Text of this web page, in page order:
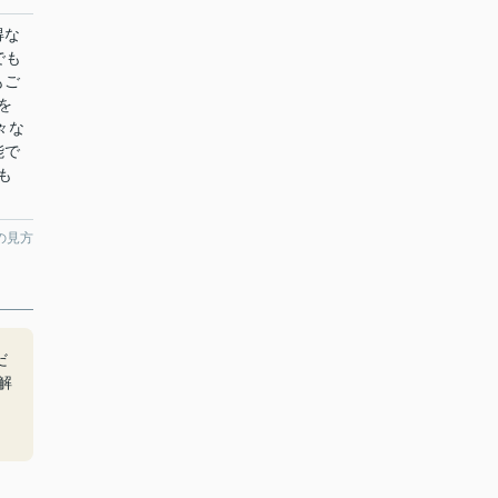
な
も
ご
な
で
見方